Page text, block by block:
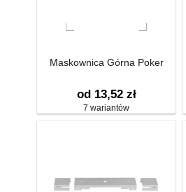
Maskownica Górna Poker
od 13,52 zł
7 wariantów